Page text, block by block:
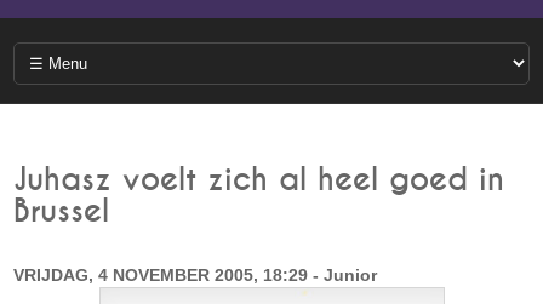
Juhasz voelt zich al heel goed in
Brussel
VRIJDAG, 4 NOVEMBER 2005, 18:29 - Junior